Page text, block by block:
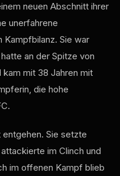
neuen Abschnitt ihrer
unerfahrene
Kampfbilanz. Sie war
an der Spitze von
kam mit 38 Jahren mit
die hohe
Sie setzte
im Clinch und
im offenen Kampf blieb